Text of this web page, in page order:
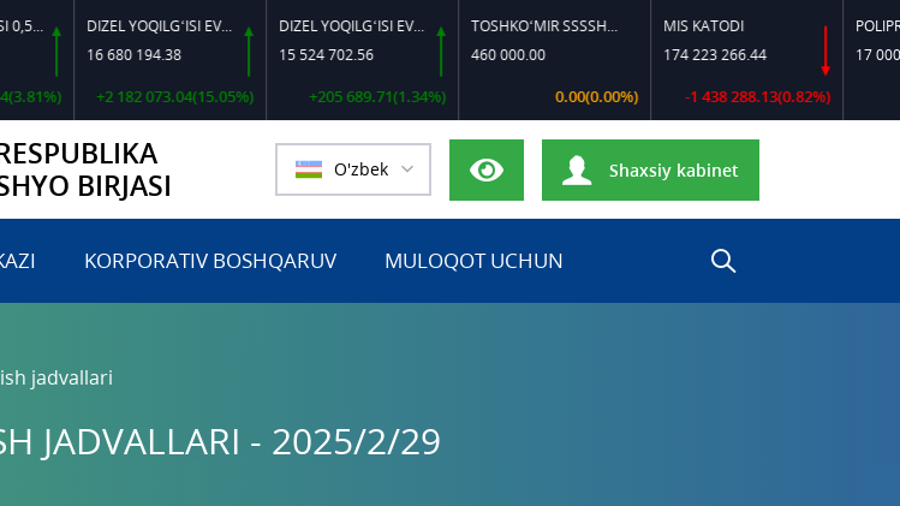
DIZEL YOQILG‘ISI EVRO L-K-4
680 194.38
182 073.04(15.05%)
DIZEL YOQILG‘ISI EVRO-L II K-4 SSDF
15 524 702.56
+205 689.71(1.34%)
TOSHKO‘MIR SSSSH-13
460 000.00
MIS KATODI
174 223 266.44
-1 438 288.13(0.82%)
POLIPROPILEN B-320
17 000 000.00
BIRJASI
O'zbek Shaxsiy kabinet
KORPORATIV BOSHQARUV MULOQOT UCHUN
jadvallari
JADVALLARI - 2025/2/29